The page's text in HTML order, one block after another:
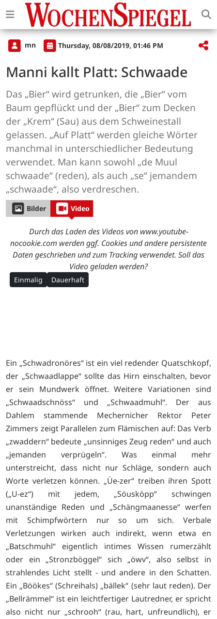
mn Thursday, 08/08/2019, 01:46 PM
Manni kallt Platt: Schwaade
Das „Bier“ wird getrunken, die „Bier“ vom
Baum gepflückt und der „Bier“ zum Decken
der „Krem“ (Sau) aus dem Schweinestall
gelassen. „Auf Platt“ werden gleiche Wörter
manchmal in unterschiedlicher Bedeutung
verwendet. Man kann sowohl „de Muul
schwaade“ (reden), als auch „se“ jemandem
„schwaade“, also verdreschen.
Bilder Video
Durch das Laden des Videos von www.youtube-
nocookie.com werden ggf. Cookies und andere persistente
Daten geschrieben und zum Tracking verwendet. Soll das
Video geladen werden?
Einmalig Dauerhaft
Ein „Schwadronöres“ ist ein viel redender Quatschkopf,
der „Schwaadlappe“ sollte das Hirn einschalten, bevor
er sein Mundwerk öffnet. Weitere Variationen sind
„Schwaadschnöss“ und „Schwaadmuhl“. Der aus
Dahlem stammende Mechernicher Rektor Peter
Zimmers zeigt Parallelen zum Flämischen auf: Das Verb
„zwaddern“ bedeute „unsinniges Zeug reden“ und auch
„jemanden verprügeln“. Was einmal mehr
unterstreicht, dass nicht nur Schläge, sondern auch
Worte verletzen können. „Üe-zer“ treiben ihren Spott
(„U-ez“) mit jedem, „Söusköpp“ schwingen
unanständige Reden und „Schängmaanesse“ werfen
mit Schimpfwörtern nur so um sich. Verbale
Verletzungen wirken auch indirekt, wenn etwa en
„Batschmuhl“ eigentlich intimes Wissen rumerzählt
oder ein „Stronzböggel“ sich „öwv“, also selbst in
strahlendes Licht stellt - und andere in den Schatten.
Ein „Böökes“ (Schreihals) „bällek“ (sehr laut reden). Der
„Bellrämmel“ ist ein leichtfertiger Lautredner, er spricht
also nicht nur „schrooh“ (rau, hart, unfreundlich), er